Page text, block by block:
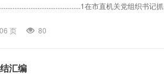
在市直机关党组织书
页 80
汇编